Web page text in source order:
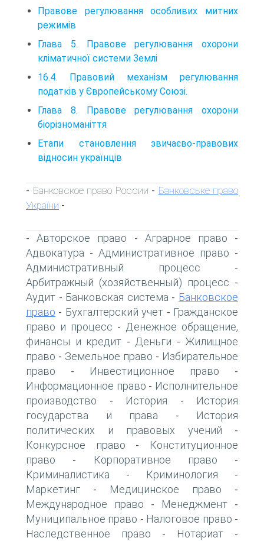
Правове регулювання особливих митних
режимів
Глава 5. Правове регулювання охорони
кліматичної системи Землі
16.4. Правовий механізм регулювання
податків у Європейському Союзі.
Глава 8. Правове регулювання охорони
біорізноманіття
Етапи становлення звичаєво-правових
відносин українців
- Банковское право России - Банковське право
України -
-Авторское право - Аграрное право -
Адвокатура - Административное право -
Административный процесс -
Арбитражный (хозяйственный) процесс -
Аудит - Банковская система - Банковское
право - Бухгалтерский учет - Гражданское
право и процесс - Денежное обращение,
финансы и кредит - Деньги - Жилищное
право - Земельное право - Избирательное
право - Инвестиционное право -
Информационное право - Исполнительное
производство - История -
История
государства и права -
История
политических и правовых учений -
Конкурсное право -
Конституционное
право - Корпоративное право -
Криминалистика - Криминология -
Маркетинг - Медицинское право -
Международное право - Менеджмент -
Муниципальное право - Налоговое право -
Наследственное право - Нотариат -